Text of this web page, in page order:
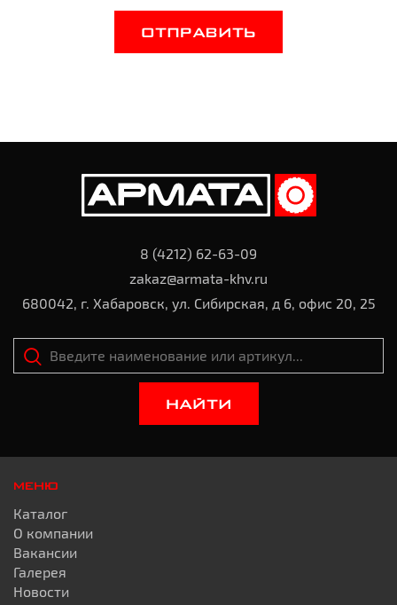
ОТПРАВИТЬ
8 (4212) 62-63-09
zakaz@armata-khv.ru
680042, г. Хабаровск, ул. Сибирская, д 6, офис 20, 25
НАЙТИ
МЕНЮ
Каталог
О компании
Вакансии
Галерея
Новости